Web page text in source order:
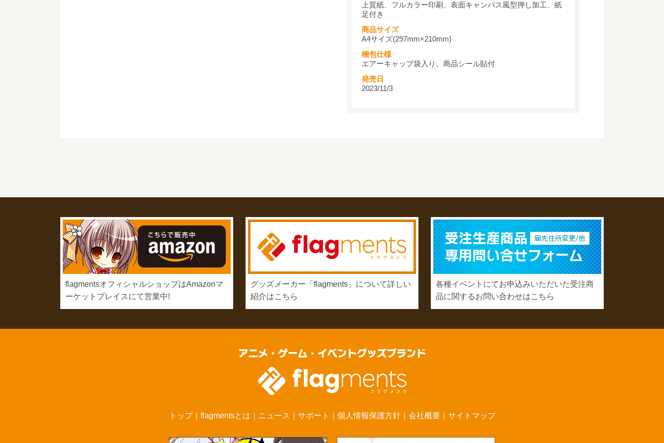
上質紙、フルカラー印刷、表面キャンバス風型押し加工、紙
足付き
商品サイズ
A4サイズ(297mm×210mm)
梱包仕様
エアーキャップ袋入り、商品シール貼付
発売日
2023/11/3
flagmentsオフィシャルショップはAmazonマ
ーケットプレイスにて営業中!
グッズメーカー「flagments」について詳しい
紹介はこちら
各種イベントにてお申込みいただいた受注商
品に関するお問い合わせはこちら
トップ｜ flagmentsとは ニュース サポート 個人情報保護方針｜ 会社概要｜ サイトマップ